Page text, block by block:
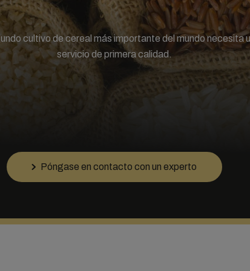
cultivo de cereal más importante del mundo necesita
servicio de primera calidad.
Póngase en contacto con un experto